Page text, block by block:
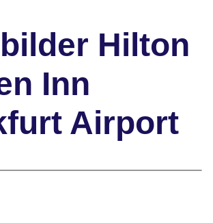
Hilton
Inn
Airport